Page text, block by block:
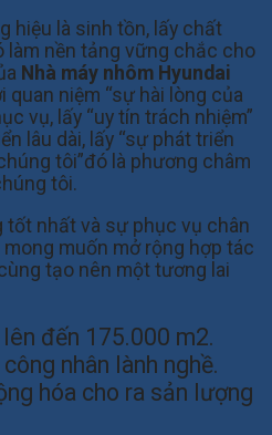
hiệu là sinh tồn, lấy chất
làm nền tảng vững chắc cho
Nhà máy nhôm Hyundai
quan niệm “sự hài lòng của
vụ, lấy “uy tín trách nhiệm”
lâu dài, lấy “sự phát triển
tôi”đó là phương châm
tôi.
nhất và sự phục vụ chân
muốn mở rộng hợp tác
tạo nên một tương lai
đến 175.000 m2.
nhân lành nghề.
hóa cho ra sản lượng